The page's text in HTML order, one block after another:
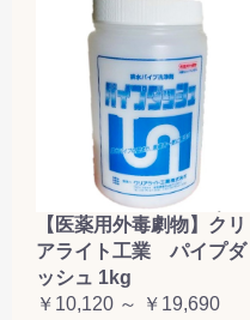
【医薬用外毒劇物】クリ
アライト工業 パイプダ
ッシュ 1kg
￥10,120 ～ ￥19,690